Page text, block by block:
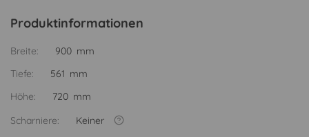
Produktinformationen
Breite:
900 mm
Tiefe:
561 mm
Höhe:
720 mm
Scharniere:
Keiner